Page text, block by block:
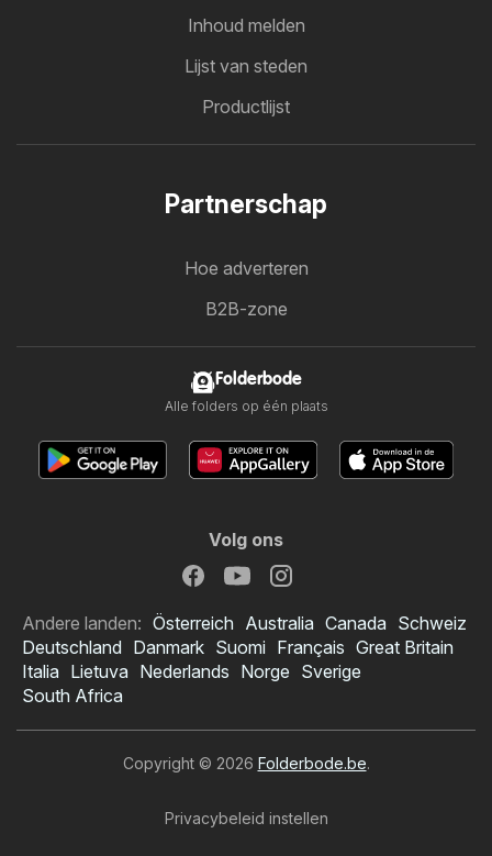
Inhoud melden
Lijst van steden
Productlijst
Partnerschap
Hoe adverteren
B2B-zone
Folderbode
Alle folders op één plaats
Volg ons
Andere landen: Österreich Australia Canada Schweiz
Deutschland Danmark Suomi Français Great Britain
Italia Lietuva Nederlands Norge Sverige
South Africa
Copyright © 2026 Folderbode.be.
Privacybeleid instellen